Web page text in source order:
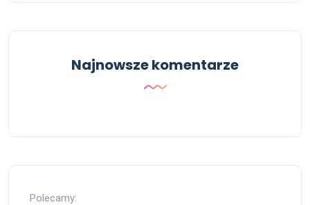
Najnowsze komentarze
Polecamy: